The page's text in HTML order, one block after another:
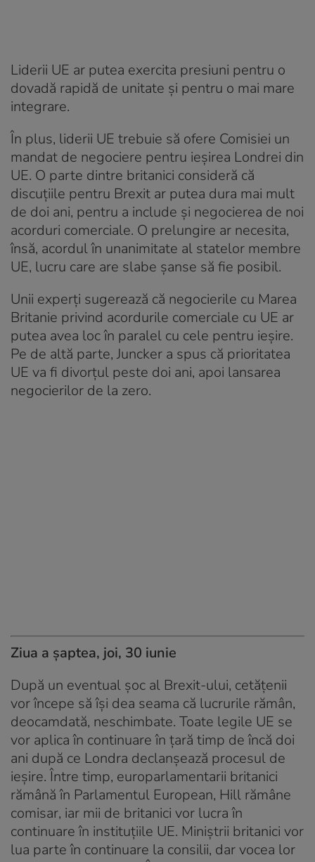
Liderii UE ar putea exercita presiuni pentru o
dovadă rapidă de unitate şi pentru o mai mare
integrare.
În plus, liderii UE trebuie să ofere Comisiei un
mandat de negociere pentru ieşirea Londrei din
UE. O parte dintre britanici consideră că
discuţiile pentru Brexit ar putea dura mai mult
de doi ani, pentru a include şi negocierea de noi
acorduri comerciale. O prelungire ar necesita,
însă, acordul în unanimitate al statelor membre
UE, lucru care are slabe șanse să fie posibil.
Unii experţi sugerează că negocierile cu Marea
Britanie privind acordurile comerciale cu UE ar
putea avea loc în paralel cu cele pentru ieşire.
Pe de altă parte, Juncker a spus că prioritatea
UE va fi divorţul peste doi ani, apoi lansarea
negocierilor de la zero.
Ziua a șaptea, joi, 30 iunie
După un eventual şoc al Brexit-ului, cetăţenii
vor începe să îşi dea seama că lucrurile rămân,
deocamdată, neschimbate. Toate legile UE se
vor aplica în continuare în ţară timp de încă doi
ani după ce Londra declanşează procesul de
ieşire. Între timp, europarlamentarii britanici
rămână în Parlamentul European, Hill rămâne
comisar, iar mii de britanici vor lucra în
continuare în instituţiile UE. Miniştrii britanici vor
lua parte în continuare la consilii, dar vocea lor